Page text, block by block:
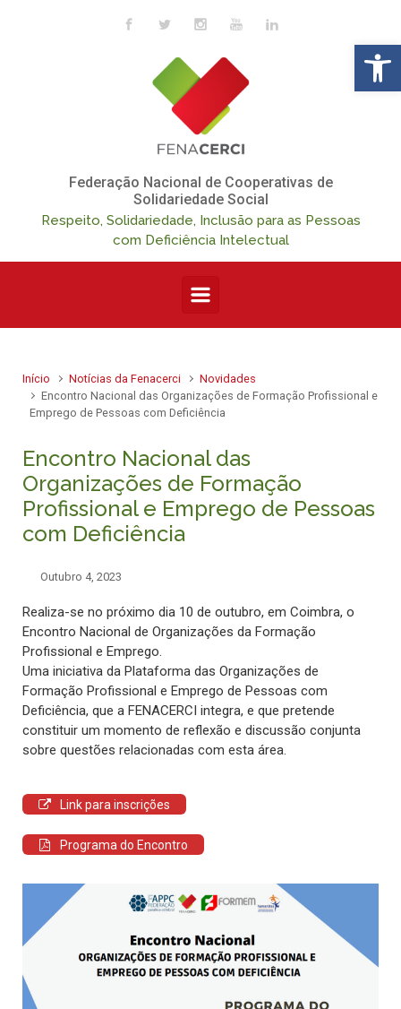
Federação Nacional de Cooperativas de
Solidariedade Social
Respeito, Solidariedade, Inclusão para as Pessoas
com Deficiência Intelectual
Início Notícias da Fenacerci
Novidades
Encontro Nacional das Organizações de Formação Profissional e
Emprego de Pessoas com Deficiência
Encontro Nacional das
Organizações de Formação
Profissional e Emprego de Pessoas
com Deficiência
Outubro 4, 2023
Realiza-se no próximo dia 10 de outubro, em Coimbra, o
Encontro Nacional de Organizações da Formação
Profissional e Emprego.
Uma iniciativa da Plataforma das Organizações de
Formação Profissional e Emprego de Pessoas com
Deficiência, que a FENACERCI integra, e que pretende
constituir um momento de reflexão e discussão conjunta
sobre questões relacionadas com esta área.
Link para inscrições
Programa do Encontro